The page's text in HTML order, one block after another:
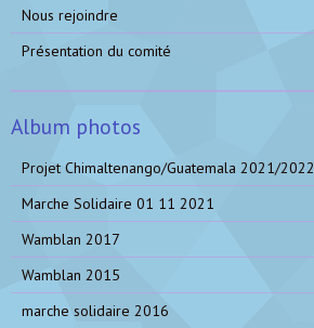
Nous rejoindre
Présentation du comité
Album photos
Projet Chimaltenango/Guatemala 2021/2022
Marche Solidaire 01 11 2021
Wamblan 2017
Wamblan 2015
marche solidaire 2016